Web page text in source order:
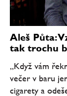
Aleš Půta:
tak trochu
„Když vám
večer v baru
cigarety a